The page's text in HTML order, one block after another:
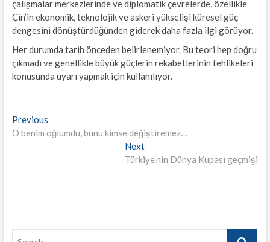
çalışmalar merkezlerinde ve diplomatik çevrelerde, özellikle
Çin’in ekonomik, teknolojik ve askeri yükselişi küresel güç
dengesini dönüştürdüğünden giderek daha fazla ilgi görüyor.
Her durumda tarih önceden belirlenemiyor. Bu teori hep doğru
çıkmadı ve genellikle büyük güçlerin rekabetlerinin tehlikeleri
konusunda uyarı yapmak için kullanılıyor.
Yazı
gezinmesi
PreviousPrevious
post:
O benim oğlumdu, bunu kimse değiştiremez…
NextNext
post:
Türkiye’nin Dünya Kupası geçmişi
Search